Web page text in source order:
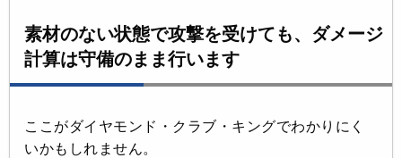
素材のない状態で攻撃を受けても、ダメージ
計算は守備のまま行います
ここがダイヤモンド・クラブ・キングでわかりにく
いかもしれません。